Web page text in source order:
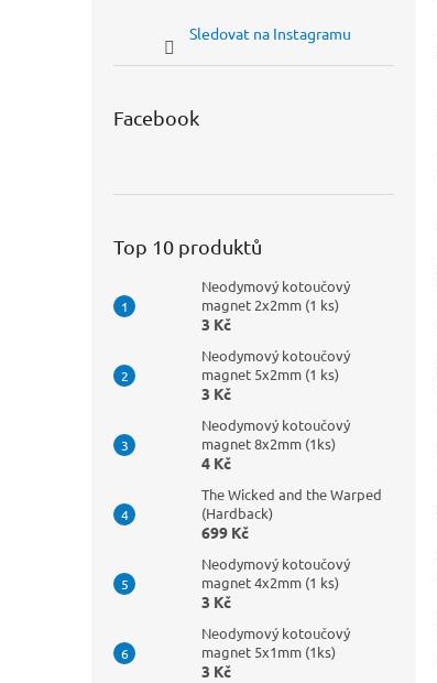
Sledovat na Instagramu
Facebook
Top 10 produktů
Neodymový kotoučový
magnet 2x2mm (1 ks)
3 Kč
Neodymový kotoučový
magnet 5x2mm (1 ks)
3 Kč
Neodymový kotoučový
magnet 8x2mm (1ks)
4 Kč
The Wicked and the Warped
(Hardback)
699 Kč
Neodymový kotoučový
magnet 4x2mm (1 ks)
3 Kč
Neodymový kotoučový
magnet 5x1mm (1ks)
3 Kč